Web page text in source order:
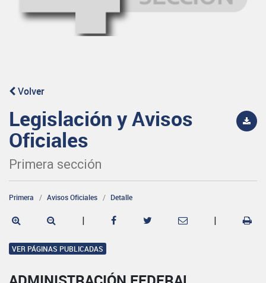
Volver
Legislación y Avisos
Oficiales
Primera sección
Primera Avisos Oficiales Detalle
| |
VER PÁGINAS PUBLICADAS